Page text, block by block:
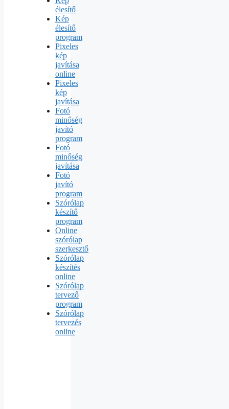
élesítő
Kép
élesítő
program
Pixeles
kép
javítása
online
Pixeles
kép
javítása
Fotó
minőség
javító
program
Fotó
minőség
javítása
Fotó
javító
program
Szórólap
készítő
program
Online
szórólap
szerkesztő
Szórólap
készítés
online
Szórólap
tervező
program
Szórólap
tervezés
online